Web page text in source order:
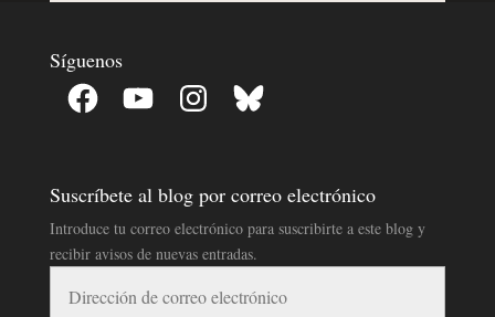
Síguenos
Facebook YouTube InstagramBluesky
Suscríbete al blog por correo electrónico
Introduce tu correo electrónico para suscribirte a este blog y
recibir avisos de nuevas entradas.